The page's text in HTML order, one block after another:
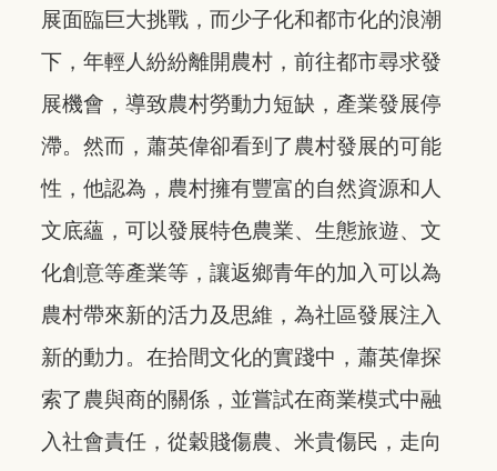
展面臨巨大挑戰，而少子化和都市化的浪潮
下，年輕人紛紛離開農村，前往都市尋求發
展機會，導致農村勞動力短缺，產業發展停
滯。然而，蕭英偉卻看到了農村發展的可能
性，他認為，農村擁有豐富的自然資源和人
文底蘊，可以發展特色農業、生態旅遊、文
化創意等產業等，讓返鄉青年的加入可以為
農村帶來新的活力及思維，為社區發展注入
新的動力。在拾間文化的實踐中，蕭英偉探
索了農與商的關係，並嘗試在商業模式中融
入社會責任，從穀賤傷農、米貴傷民，走向